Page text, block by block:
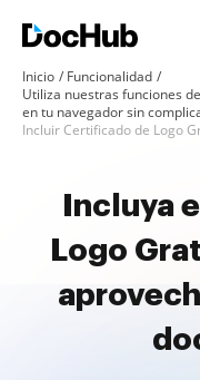
Inicio
Funcionalidad
Utiliza nuestras funciones
en tu navegador sin
Incluir Certificado de Logo
Incluya
Logo